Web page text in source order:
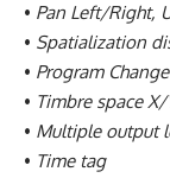
• Pan Left/Right,
• Spatialization
• Program
• Timbre space
• Multiple output
• Time tag